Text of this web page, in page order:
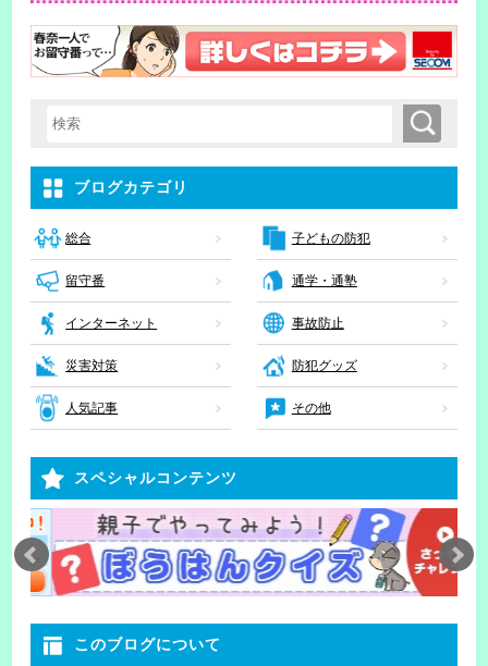
検索キーワード入力 検索
ブログカテゴリ
総合 子どもの防犯
留守番 通学・通塾
インターネット 事故防止
災害対策 防犯グッズ
人気記事 その他
スペシャルコンテンツ
このブログについて